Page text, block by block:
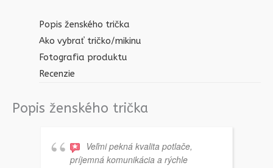
Popis ženského trička
Ako vybrať tričko/mikinu
Fotografia produktu
Recenzie
Popis ženského trička
Veľmi pekná kvalita potlače,
príjemná komunikácia a rýchle